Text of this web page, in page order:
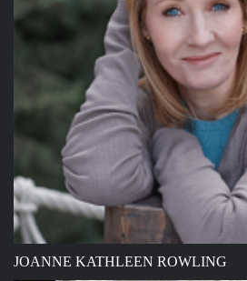
JOANNE KATHLEEN ROWLING